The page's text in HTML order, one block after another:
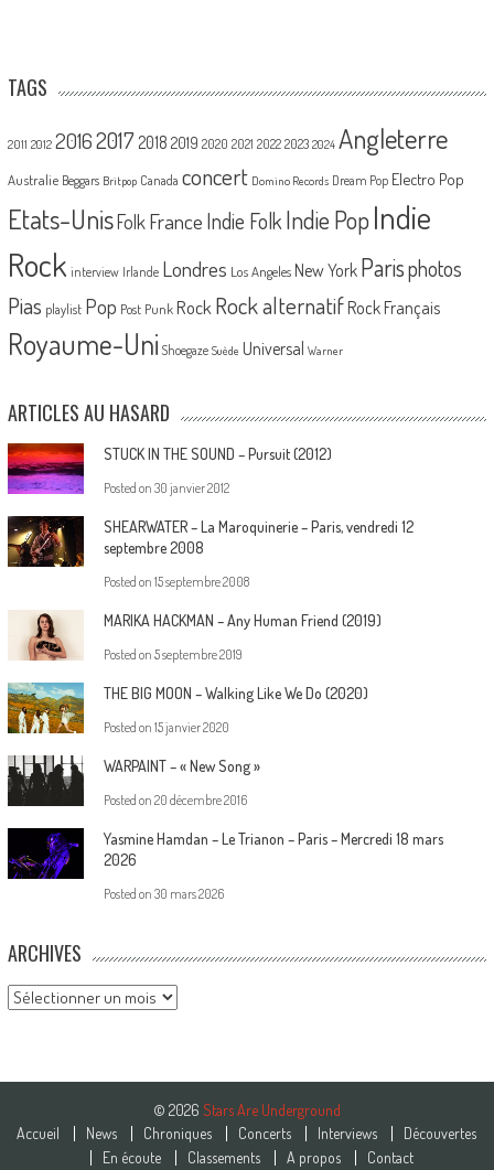
TAGS
2011 2012 20162017 2018 2019 2020 2021 2022 2023 2024 Angleterre
Australie Beggars Britpop Canada concert Domino Records Dream Pop Electro Pop
Etats-UnisFolk France Indie Folk Indie PopIndie
Rock interview Irlande Londres Los Angeles New York Parisphotos
Pias playlist Pop Post Punk Rock Rock alternatif Rock Français
Royaume-Uni Shoegaze Suède Universal Warner
ARTICLES AU HASARD
STUCK IN THE SOUND – Pursuit (2012)
Posted on 30 janvier 2012
SHEARWATER – La Maroquinerie – Paris, vendredi 12
septembre 2008
Posted on 15 septembre 2008
MARIKA HACKMAN – Any Human Friend (2019)
Posted on 5 septembre 2019
THE BIG MOON – Walking Like We Do (2020)
Posted on 15 janvier 2020
WARPAINT – « New Song »
Posted on 20 décembre 2016
Yasmine Hamdan – Le Trianon – Paris – Mercredi 18 mars
2026
Posted on 30 mars 2026
ARCHIVES
Archives
© 2026 Stars Are Underground
Accueil
News Chroniques Concerts Interviews
Découvertes
En écoute
Classements A propos Contact